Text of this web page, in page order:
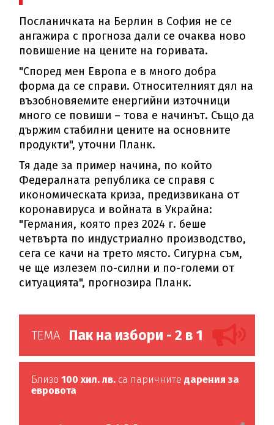
Посланичката на Берлин в София не се
ангажира с прогноза дали се очаква ново
повишение на цените на горивата.
"Според мен Европа е в много добра
форма да се справи. Относителният дял на
възобновяемите енергийни източници
много се повиши – това е начинът. Също да
държим стабилни цените на основните
продукти", уточни Планк.
Тя даде за пример начина, по който
Федералната република се справя с
икономическата криза, предизвикана от
коронавируса и войната в Украйна:
"Германия, която през 2024 г. беше
четвърта по индустриално производство,
сега се качи на трето място. Сигурна съм,
че ще излезем по-силни и по-големи от
ситуацията", прогнозира Планк.
ТЕМА Пак на избори - 2 в 1
Близо100 хил. лв. са паричнитедарения за
евровота